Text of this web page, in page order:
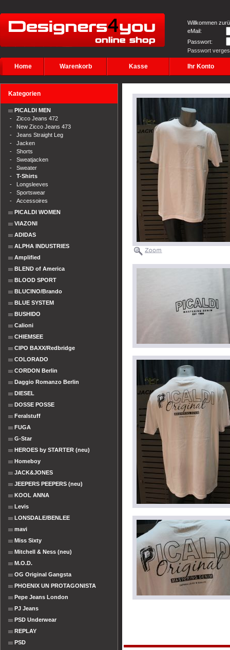
Willkommen
eMail:
Passwort:
Passwort
Home Warenkorb Kasse Ihr Konto
Kategorien
PICALDI MEN
- Zicco Jeans 472
- New Zicco Jeans 473
- Jeans Straight Leg
- Jacken
- Shorts
- Sweatjacken
- Sweater
- T-Shirts
- Longsleeves
- Sportswear
- Accessoires
PICALDI WOMEN
VIAZONI
ADIDAS
ALPHA INDUSTRIES
Amplified
BLEND of America
BLOOD SPORT
BLUCINO/Brando
BLUE SYSTEM
BUSHIDO
Calioni
CHIEMSEE
CIPO BAXX/Redbridge
COLORADO
CORDON Berlin
Daggio Romanzo Berlin
DIESEL
DOSSE POSSE
Feralstuff
FUGA
G-Star
HEROES by STARTER (neu)
Homeboy
JACK&JONES
JEEPERS PEEPERS (neu)
KOOL ANNA
Levis
LONSDALE/BENLEE
mavi
Miss Sixty
Mitchell & Ness (neu)
M.O.D.
OG Original Gangsta
PHOENIX UN PROTAGONISTA
Pepe Jeans London
PJ Jeans
PSD Underwear
REPLAY
PSD